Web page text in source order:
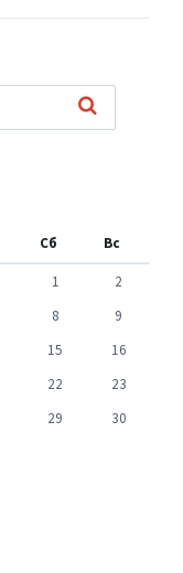
Сб Вс
1
2
8
9
15
16
22
23
29
30